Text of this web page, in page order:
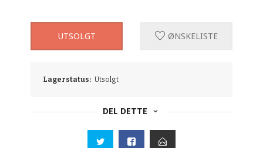
UTSOLGT ØNSKELISTE
Lagerstatus: Utsolgt
DEL DETTE